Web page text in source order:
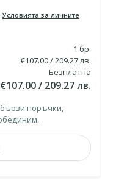
Условията за личните
1 бр.
€107.00 / 209.27 лв.
Безплатна
€107.00 / 209.27 лв.
поръчки,